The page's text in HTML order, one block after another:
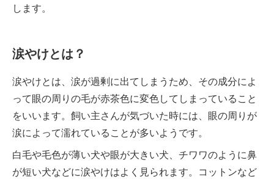
します。
涙やけとは？
涙やけとは、涙が過剰に出てしまうため、その成分によ
って眼の周りの毛が赤茶色に変色してしまっていること
をいいます。飼い主さんが気づいた時には、眼の周りが
涙によって濡れていることが多いようです。
白毛や毛色が薄い犬や眼が大きい犬、チワワのように鼻
が短い犬などに涙やけはよく見られます。コットンなど